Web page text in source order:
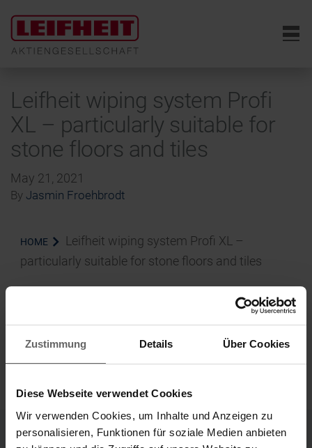
Zustimmung Details Über Cookies
Diese Webseite verwendet Cookies
Wir verwenden Cookies, um Inhalte und Anzeigen zu
personalisieren, Funktionen für soziale Medien anbieten
6
Leifheit wiping system Profi
XL – particularly suitable for
stone floors and tiles
May 21, 2021
By Jasmin Froehbrodt
HOME
Leifheit wiping system Profi XL –
particularly suitable for stone floors and tiles